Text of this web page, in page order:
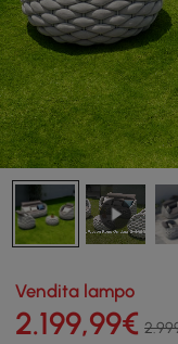
Vendita lampo
2.199,99€